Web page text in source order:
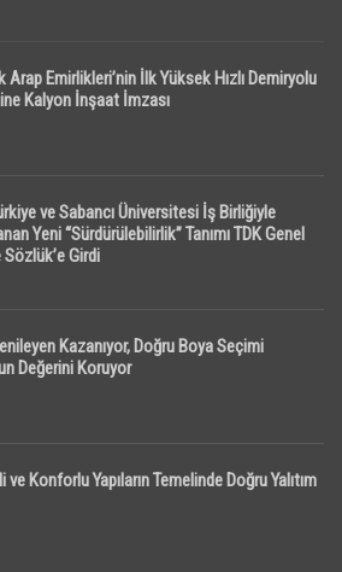
Arap Emirlikleri’nin İlk Yüksek Hızlı Demiryolu
Kalyon İnşaat İmzası
ve Sabancı Üniversitesi İş Birliğiyle
Yeni “Sürdürülebilirlik” Tanımı TDK Genel
Sözlük’e Girdi
Kazanıyor, Doğru Boya Seçimi
Değerini Koruyor
ve Konforlu Yapıların Temelinde Doğru Yalıtım